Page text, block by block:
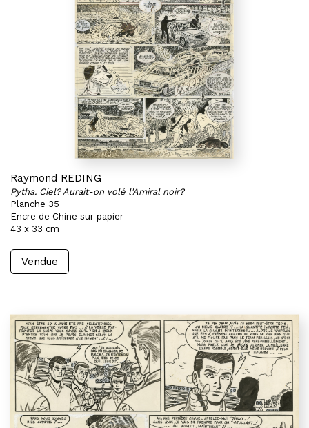
Raymond REDING
Pytha. Ciel? Aurait-on volé l'Amiral noir?
Planche 35
Encre de Chine sur papier
43 x 33 cm
Vendue